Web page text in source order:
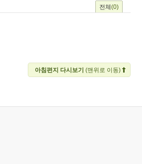
전체(0)
아침편지 다시보기 (맨위로 이동)